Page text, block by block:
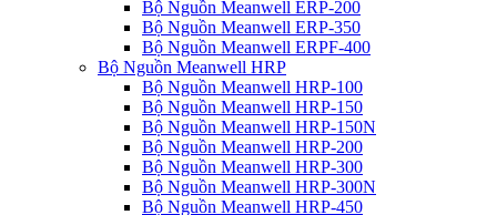
Bộ Nguồn Meanwell ERP-200
Bộ Nguồn Meanwell ERP-350
Bộ Nguồn Meanwell ERPF-400
Bộ Nguồn Meanwell HRP
Bộ Nguồn Meanwell HRP-100
Bộ Nguồn Meanwell HRP-150
Bộ Nguồn Meanwell HRP-150N
Bộ Nguồn Meanwell HRP-200
Bộ Nguồn Meanwell HRP-300
Bộ Nguồn Meanwell HRP-300N
Bộ Nguồn Meanwell HRP-450